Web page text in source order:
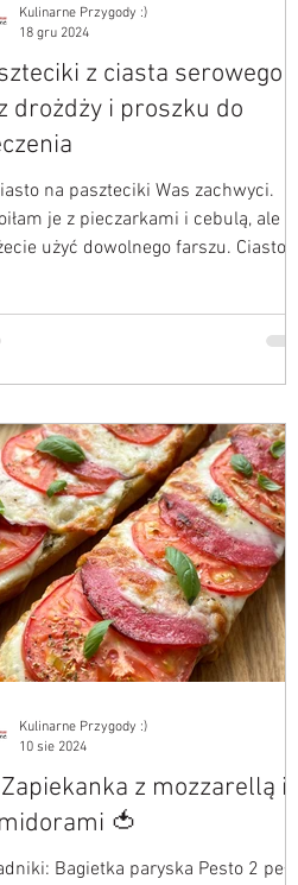
z ciasta serowego -
drożdży i proszku do
na paszteciki Was zachwyci.
je z pieczarkami i cebulą, ale
użyć dowolnego farszu. Ciasto 1.
Kulinarne Przygody :)
18 gru 2024
z mozzarellą i
🍅
Bagietka paryska Pesto 2 pełne
Kulinarne Przygody :)
10 sie 2024